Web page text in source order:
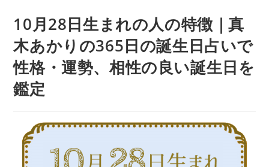
開
日:
テ
ゴ
ー:
10月28日生まれの人の特徴｜真
木あかりの365日の誕生日占いで
性格・運勢、相性の良い誕生日を
鑑定